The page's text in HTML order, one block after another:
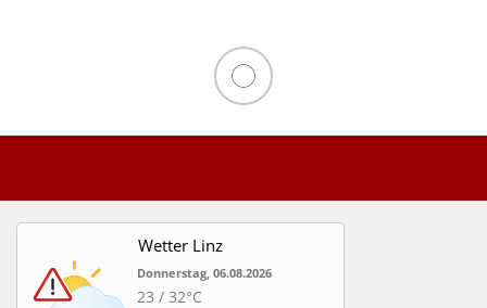
Wetter Linz
Donnerstag, 06.08.2026
23 / 32°C